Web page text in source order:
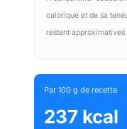
calorique et de sa
restent
Par 100 g de recette
237 kcal